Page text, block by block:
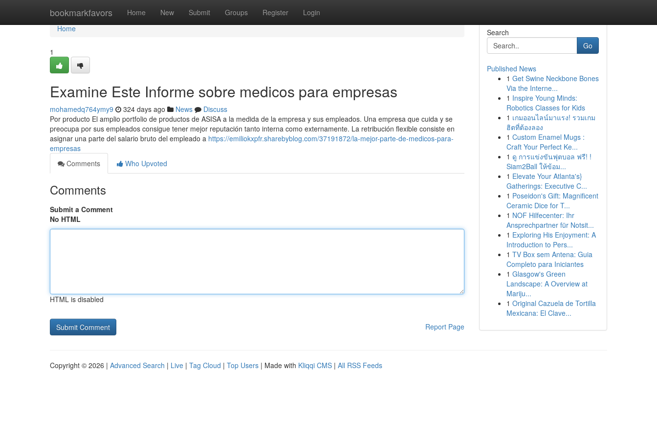
bookmarkfavors Home New Submit Groups Register Login
Home
Home
1
Examine Este Informe sobre medicos para empresas
mohamedq764ymy9 324 days ago News
Discuss
Por producto El amplio portfolio de productos de ASISA a la medida de la empresa y sus empleados. Una empresa que cuida y se
preocupa por sus empleados consigue tener mejor reputación tanto interna como externamente. La retribución flexible consiste en
asignar una parte del salario bruto del empleado a https://emiliokxpfr.sharebyblog.com/37191872/la-mejor-parte-de-medicos-para-
empresas
Comments
Who Upvoted
Comments
Submit a Comment
No HTML
HTML is disabled
Report Page
Search
Go
Published News
1 Get Swine Neckbone Bones
Via the Interne...
1 Inspire Young Minds:
Robotics Classes for Kids
1 เกมออนไลน์มาแรง! รวมเกม
ฮิตที่ต้องลอง
1 Custom Enamel Mugs :
Craft Your Perfect Ke...
1 ดู การแข่งขันฟุตบอล ฟรี! !
Siam2Ball ให้ข้อม...
1 Elevate Your Atlanta's}
Gatherings: Executive C...
1 Poseidon's Gift: Magnificent
Ceramic Dice for T...
1 NOF Hilfecenter: Ihr
Ansprechpartner für Notsit...
1 Exploring His Enjoyment: A
Introduction to Pers...
1 TV Box sem Antena: Guia
Completo para Iniciantes
1 Glasgow's Green
Landscape: A Overview at
Mariju...
1 Original Cazuela de Tortilla
Mexicana: El Clave...
Copyright © 2026 | Advanced Search | Live | Tag Cloud | Top Users | Made with Kliqqi CMS | All RSS Feeds